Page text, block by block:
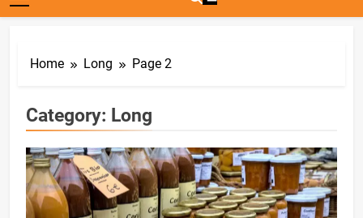
Home Long Page 2
Category: Long